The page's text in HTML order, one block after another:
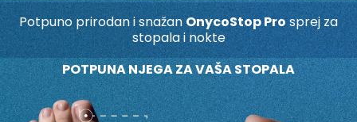
Potpuno prirodan i snažanOnycoStop Prosprej za
stopala i nokte
POTPUNA NJEGA ZA VAŠA STOPALA